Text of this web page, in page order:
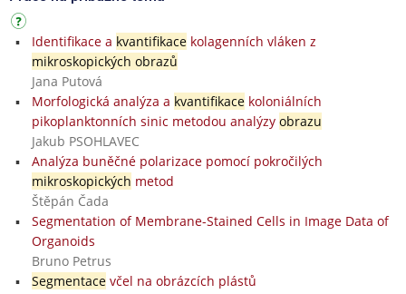
Identifikace a kvantifikacekolagenních vláken z
mikroskopických obrazů
Jana Putová
Morfologická analýza a kvantifikacekoloniálních
pikoplanktonních sinic metodou analýzy obrazu
Jakub PSOHLAVEC
Analýza buněčné polarizace pomocí pokročilých
mikroskopických metod
Štěpán Čada
Segmentation of Membrane-Stained Cells in Image Data of
Organoids
Bruno Petrus
Segmentacevčel na obrázcích plástů